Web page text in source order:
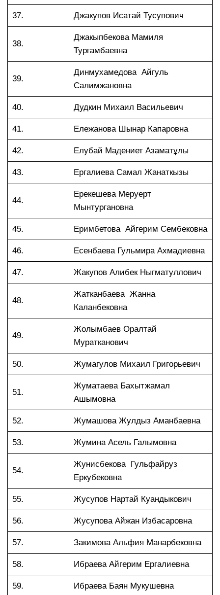
37. Джакупов Исатай Тусупович
38.
Джакыпбекова Мамиля
Тургамбаевна
39.
Динмухамедова Айгуль
Салимжановна
40. Дудкин Михаил Васильевич
41. Ележанова Шынар Капаровна
42. Елубай Мадениет Азаматұлы
43. Ергалиева Самал Жанаткызы
44.
Ерекешева Меруерт
Мынтургановна
45. Еримбетова Айгерим Сембековна
46. Есенбаева Гульмира Ахмадиевна
47. Жакупов Алибек Ныгматуллович
48.
Жатканбаева Жанна
Каланбековна
49.
Жолымбаев Оралтай
Муратканович
50. Жумагулов Михаил Григорьевич
51.
Жуматаева Бахытжамал
Ашымовна
52. Жумашова Жулдыз Аманбаевна
53. Жумина Асель Галымовна
54.
Жунисбекова Гульфайруз
Еркубековна
55. Жусупов Нартай Куандыкович
56. Жусупова Айжан Избасаровна
57. Закимова Альфия Манарбековна
58. Ибраева Айгерим Ергалиевна
59. Ибраева Баян Мукушевна